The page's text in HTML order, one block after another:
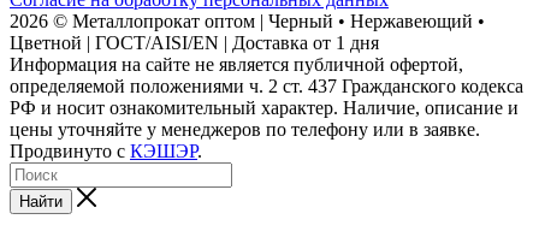
2026 © Металлопрокат оптом | Черный • Нержавеющий •
Цветной | ГОСТ/AISI/EN | Доставка от 1 дня
Информация на сайте не является публичной офертой,
определяемой положениями ч. 2 ст. 437 Гражданского кодекса
РФ и носит ознакомительный характер. Наличие, описание и
цены уточняйте у менеджеров по телефону или в заявке.
Продвинуто с КЭШЭР.
Найти